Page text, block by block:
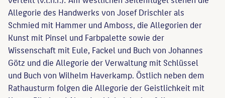
Allegorie des Handwerks von Josef Drischler als
Schmied mit Hammer und Amboss, die Allegorien der
Kunst mit Pinsel und Farbpalette sowie der
Wissenschaft mit Eule, Fackel und Buch von Johannes
Götz und die Allegorie der Verwaltung mit Schlüssel
und Buch von Wilhelm Haverkamp. Östlich neben dem
Rathausturm folgen die Allegorie der Geistlichkeit mit